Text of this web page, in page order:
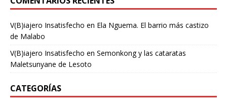
V(B)iajero Insatisfecho en Ela Nguema. El barrio más castizo
de Malabo
V(B)iajero Insatisfecho en Semonkong y las cataratas
Maletsunyane de Lesoto
CATEGORÍAS